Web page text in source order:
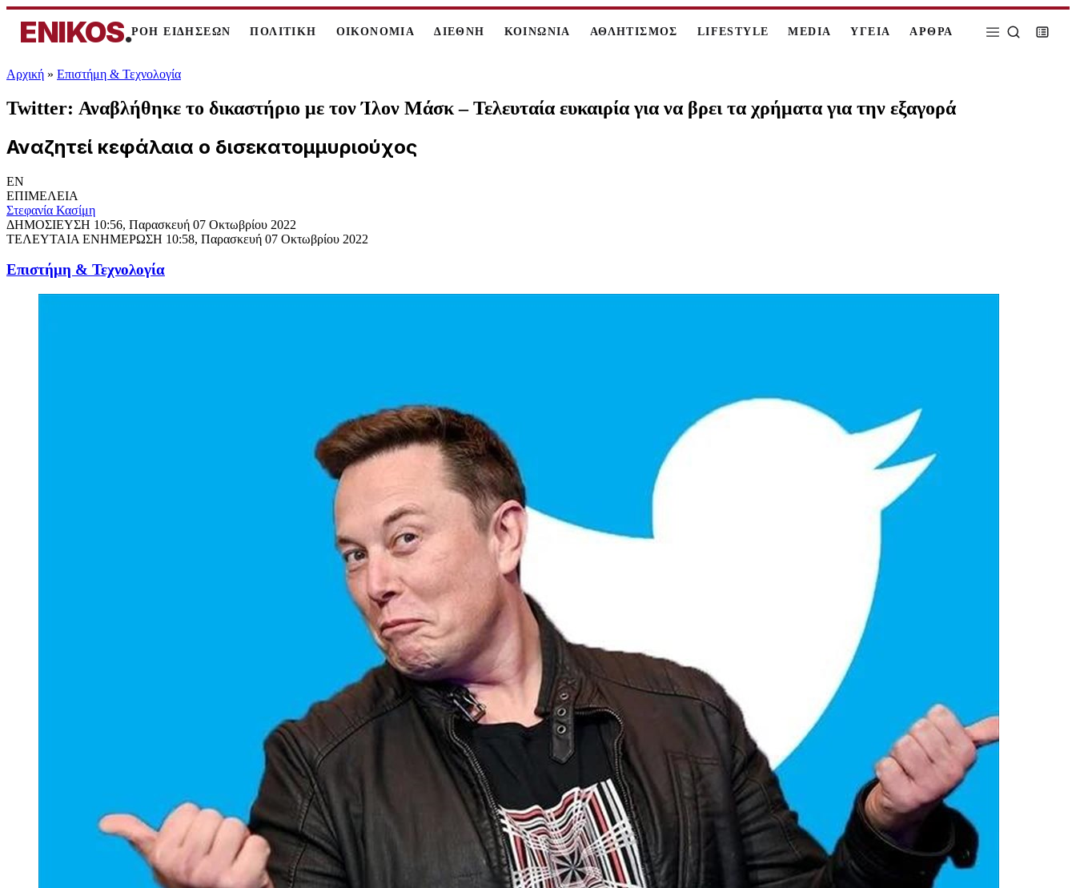
ENIKOS.ΡΟΗ ΕΙΔΗΣΕΩΝ ΠΟΛΙΤΙΚΗ ΟΙΚΟΝΟΜΙΑ ΔΙΕΘΝΗ ΚΟΙΝΩΝΙΑ ΑΘΛΗΤΙΣΜΟΣ LIFESTYLE MEDIA ΥΓΕΙΑ ΑΡΘΡΑ
Αρχική » Επιστήμη & Τεχνολογία
Twitter: Αναβλήθηκε το δικαστήριο με τον Ίλον Μάσκ – Τελευταία ευκαιρία για να βρει τα χρήματα για την εξαγορά
Αναζητεί κεφάλαια ο δισεκατομμυριούχος
EN
ΕΠΙΜΕΛΕΙΑ
Στεφανία Κασίμη
ΔΗΜΟΣΙΕΥΣΗ 10:56, Παρασκευή 07 Οκτωβρίου 2022
ΤΕΛΕΥΤΑΙΑ ΕΝΗΜΕΡΩΣΗ 10:58, Παρασκευή 07 Οκτωβρίου 2022
Επιστήμη & Τεχνολογία